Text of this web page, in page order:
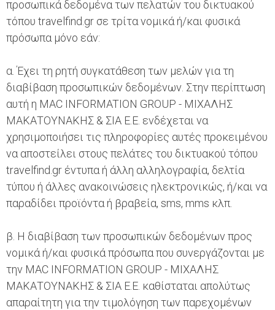
προσωπικά δεδομένα των πελατών του δικτυακού
τόπου travelfind.gr σε τρίτα νομικά ή/και φυσικά
πρόσωπα μόνο εάν:
α. Έχει τη ρητή συγκατάθεση των μελών για τη
διαβίβαση προσωπικών δεδομένων. Στην περίπτωση
αυτή η MAC INFORMATION GROUP - ΜΙΧΑΛΗΣ
ΜΑΚΑΤΟΥΝΑΚΗΣ & ΣΙΑ Ε.Ε. ενδέχεται να
χρησιμοποιήσει τις πληροφορίες αυτές προκειμένου
να αποστείλει στους πελάτες του δικτυακού τόπου
travelfind.gr έντυπα ή άλλη αλληλογραφία, δελτία
τύπου ή άλλες ανακοινώσεις ηλεκτρονικώς, ή/και να
παραδίδει προϊόντα ή βραβεία, sms, mms κλπ.
β. Η διαβίβαση των προσωπικών δεδομένων προς
νομικά ή/και φυσικά πρόσωπα που συνεργάζονται με
την MAC INFORMATION GROUP - ΜΙΧΑΛΗΣ
ΜΑΚΑΤΟΥΝΑΚΗΣ & ΣΙΑ Ε.Ε. καθίσταται απολύτως
απαραίτητη για την τιμολόγηση των παρεχομένων